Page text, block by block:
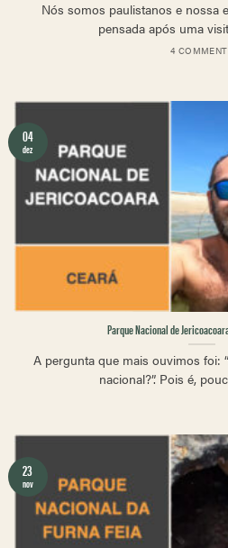
Nós somos paulistanos e nossa
pensada após uma
4
Parque Nacional de
A pergunta que mais ouvimos foi:
nacional?”. Pois é,
04
dez
23
nov